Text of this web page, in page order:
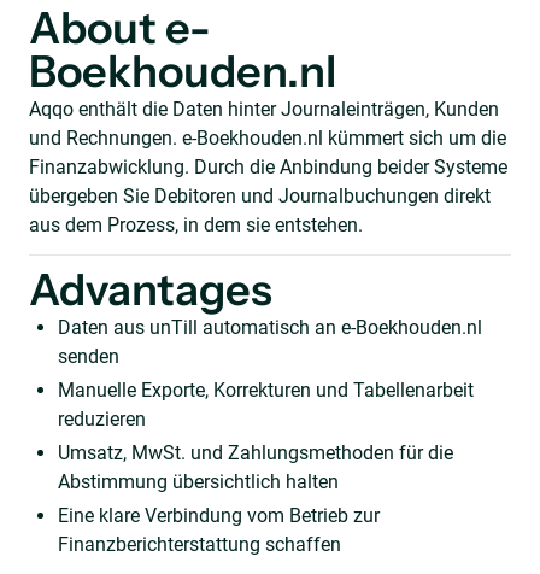
About e-
Boekhouden.nl
Aqqo enthält die Daten hinter Journaleinträgen, Kunden
und Rechnungen. e-Boekhouden.nl kümmert sich um die
Finanzabwicklung. Durch die Anbindung beider Systeme
übergeben Sie Debitoren und Journalbuchungen direkt
aus dem Prozess, in dem sie entstehen.
Advantages
Daten aus unTill automatisch an e-Boekhouden.nl
senden
Manuelle Exporte, Korrekturen und Tabellenarbeit
reduzieren
Umsatz, MwSt. und Zahlungsmethoden für die
Abstimmung übersichtlich halten
Eine klare Verbindung vom Betrieb zur
Finanzberichterstattung schaffen